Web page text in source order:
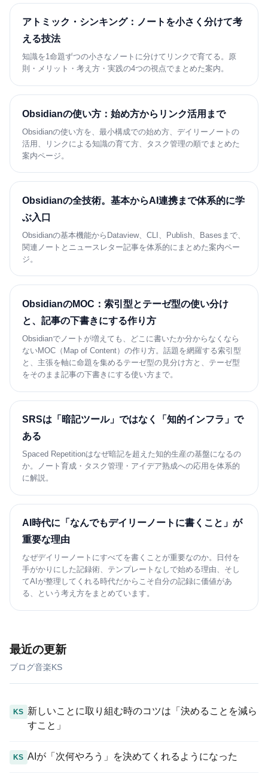
アトミック・シンキング：ノートを小さく分けて考
える技法
知識を1命題ずつの小さなノートに分けてリンクで育てる。原
則・メリット・考え方・実践の4つの視点でまとめた案内。
Obsidianの使い方：始め方からリンク活用まで
Obsidianの使い方を、最小構成での始め方、デイリーノートの
活用、リンクによる知識の育て方、タスク管理の順でまとめた
案内ページ。
Obsidianの全技術。基本からAI連携まで体系的に学
ぶ入口
Obsidianの基本機能からDataview、CLI、Publish、Basesまで、
関連ノートとニュースレター記事を体系的にまとめた案内ペー
ジ。
ObsidianのMOC：索引型とテーゼ型の使い分け
と、記事の下書きにする作り方
Obsidianでノートが増えても、どこに書いたか分からなくなら
ないMOC（Map of Content）の作り方。話題を網羅する索引型
と、主張を軸に命題を集めるテーゼ型の見分け方と、テーゼ型
をそのまま記事の下書きにする使い方まで。
SRSは「暗記ツール」ではなく「知的インフラ」で
ある
Spaced Repetitionはなぜ暗記を超えた知的生産の基盤になるの
か。ノート育成・タスク管理・アイデア熟成への応用を体系的
に解説。
AI時代に「なんでもデイリーノートに書くこと」が
重要な理由
なぜデイリーノートにすべてを書くことが重要なのか。日付を
手がかりにした記録術、テンプレートなしで始める理由、そし
てAIが整理してくれる時代だからこそ自分の記録に価値があ
る、という考え方をまとめています。
最近の更新
ブログ音楽KS
KS
新しいことに取り組む時のコツは「決めることを減ら
すこと」
KS AIが「次何やろう」を決めてくれるようになった